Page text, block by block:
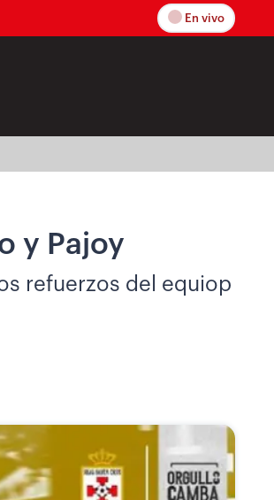
En vivo
y Pajoy
refuerzos del equiop